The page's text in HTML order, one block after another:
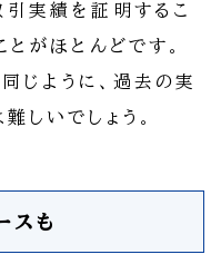
実績を証明するこ
がほとんどです。
じように、過去の実
しいでしょう。
スも